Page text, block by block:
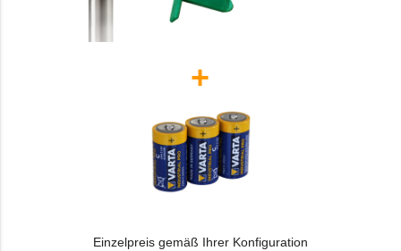
+
Einzelpreis gemäß Ihrer Konfiguration